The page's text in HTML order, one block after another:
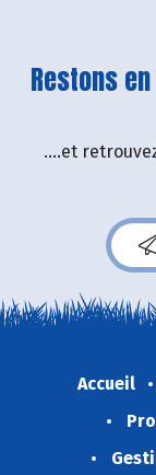
Restons
....et
Accueil